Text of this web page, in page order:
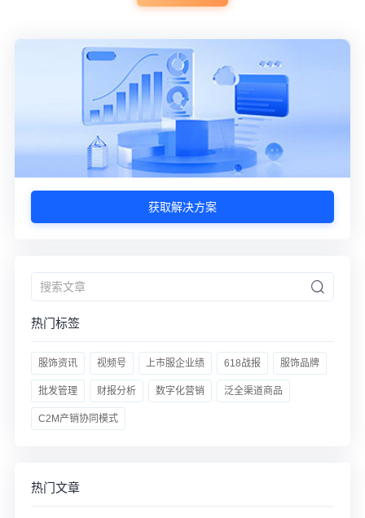
获取解决方案
热门标签
服饰资讯 视频号 上市服企业绩 618战报 服饰品牌
批发管理 财报分析 数字化营销 泛全渠道商品
C2M产销协同模式
热门文章